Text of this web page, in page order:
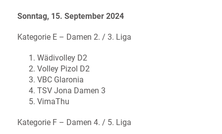
Sonntag, 15. September 2024
Kategorie E – Damen 2. / 3. Liga
Wädivolley D2
Volley Pizol D2
VBC Glaronia
TSV Jona Damen 3
VimaThu
Kategorie F – Damen 4. / 5. Liga